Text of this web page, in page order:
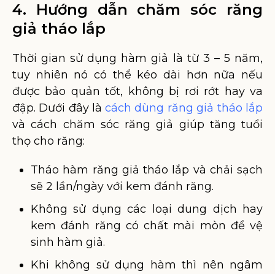
4. Hướng dẫn chăm sóc răng
giả tháo lắp
Thời gian sử dụng hàm giả là từ 3 – 5 năm,
tuy nhiên nó có thể kéo dài hơn nữa nếu
được bảo quản tốt, không bị rơi rớt hay va
đập. Dưới đây là cách dùng răng giả tháo lắp
và cách chăm sóc răng giả giúp tăng tuổi
thọ cho răng:
Tháo hàm răng giả tháo lắp và chải sạch
sẽ 2 lần/ngày với kem đánh răng.
Không sử dụng các loại dung dịch hay
kem đánh răng có chất mài mòn để vệ
sinh hàm giả.
Khi không sử dụng hàm thì nên ngâm